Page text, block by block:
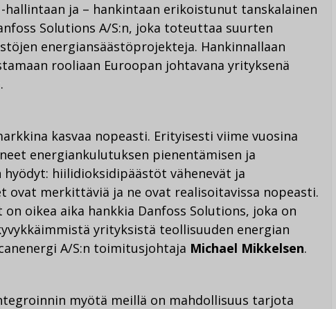
hallintaan ja – hankintaan erikoistunut tanskalainen
Solutions A/S:n, joka toteuttaa suurten
energiansäästöprojekteja. Hankinnallaan
rooliaan Euroopan johtavana yrityksenä
kasvaa nopeasti. Erityisesti viime vuosina
energiankulutuksen pienentämisen ja
hiilidioksidipäästöt vähenevät ja
ovat merkittäviä ja ne ovat realisoitavissa nopeasti.
oikea aika hankkia Danfoss Solutions, joka on
yrityksistä teollisuuden energian
A/S:n toimitusjohtaja Michael Mikkelsen.
myötä meillä on mahdollisuus tarjota